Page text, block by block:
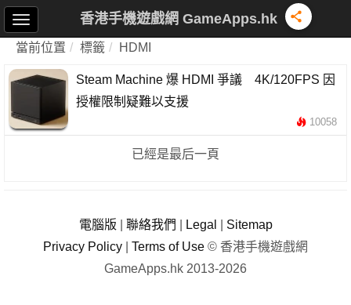
香港手機遊戲網 GameApps.hk
當前位置 標籤 HDMI
Steam Machine 爆 HDMI 爭議 4K/120FPS 因
授權限制疑難以支援
10058
已經是最后一頁
電腦版 聯絡我們 Legal
Sitemap
Privacy Policy
Terms of Use © 香港手機遊戲網
GameApps.hk 2013-2026